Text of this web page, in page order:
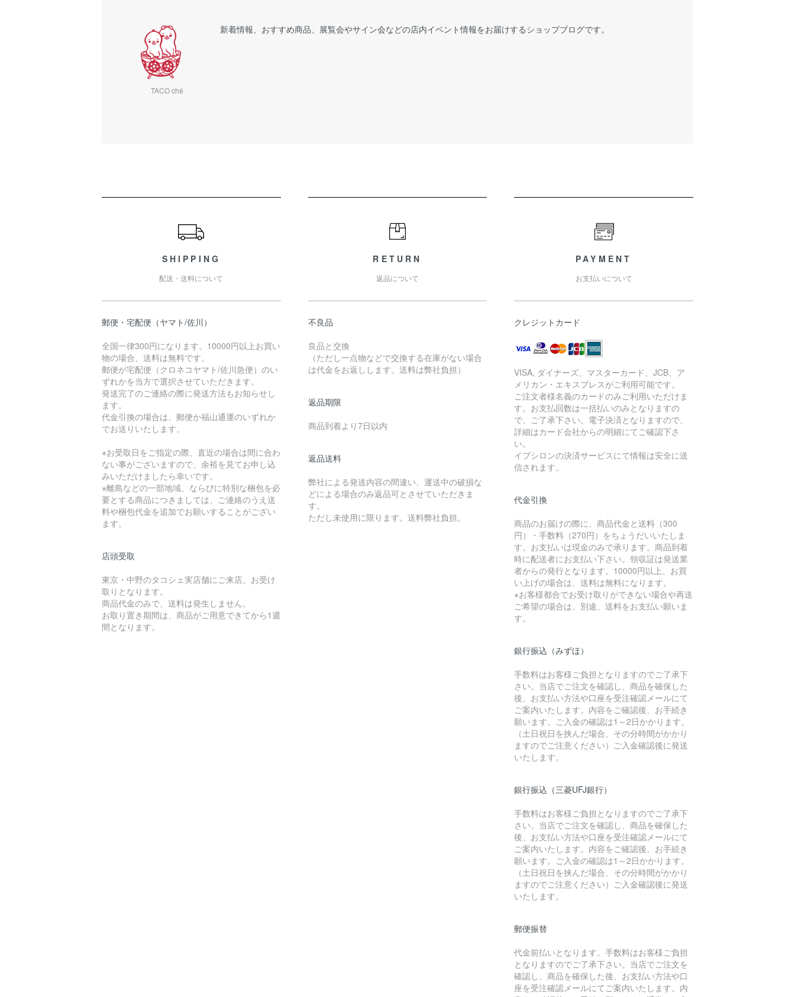
TACO ché
新着情報、おすすめ商品、展覧会やサイン会などの店内イベント情報をお届けするショップブログです。
SHIPPING
配送・送料について
郵便・宅配便（ヤマト/佐川）
全国一律300円になります。10000円以上お買い
物の場合、送料は無料です。
郵便が宅配便（クロネコヤマト/佐川急便）のい
ずれかを当方で選択させていただきます。
発送完了のご連絡の際に発送方法もお知らせし
ます。
代金引換の場合は、郵便か福山通運のいずれか
でお送りいたします。
※お受取日をご指定の際、直近の場合は間に合わ
ない事がございますので、余裕を見てお申し込
みいただけましたら幸いです。
※離島などの一部地域、ならびに特別な梱包を必
要とする商品につきましては、ご連絡のうえ送
料や梱包代金を追加でお願いすることがござい
ます。
店頭受取
東京・中野のタコシェ実店舗にご来店、お受け
取りとなります。
商品代金のみで、送料は発生しません。
お取り置き期間は、商品がご用意できてから1週
間となります。
RETURN
返品について
不良品
良品と交換
（ただし一点物などで交換する在庫がない場合
は代金をお返しします。送料は弊社負担）
返品期限
商品到着より7日以内
返品送料
弊社による発送内容の間違い、運送中の破損な
どによる場合のみ返品可とさせていただきま
す。
ただし未使用に限ります。送料弊社負担。
PAYMENT
お支払いについて
クレジットカード
VISA, ダイナーズ、マスターカード、JCB、ア
メリカン・エキスプレスがご利用可能です。
ご注文者様名義のカードのみご利用いただけま
す。お支払回数は一括払いのみとなりますの
で、ご了承下さい。電子決済となりますので、
詳細はカード会社からの明細にてご確認下さ
い。
イプシロンの決済サービスにて情報は安全に送
信されます。
代金引換
商品のお届けの際に、商品代金と送料（300
円）・手数料（270円）をちょうだいいたしま
す。お支払いは現金のみで承ります。商品到着
時に配送者にお支払い下さい。領収証は発送業
者からの発行となります。10000円以上、お買
い上げの場合は、送料は無料になります。
※お客様都合でお受け取りができない場合や再送
ご希望の場合は、別途、送料をお支払い願いま
す。
銀行振込（みずほ）
手数料はお客様ご負担となりますのでご了承下
さい。当店でご注文を確認し、商品を確保した
後、お支払い方法や口座を受注確認メールにて
ご案内いたします。内容をご確認後、お手続き
願います。ご入金の確認は1～2日かかります。
（土日祝日を挟んだ場合、その分時間がかかり
ますのでご注意ください）ご入金確認後に発送
いたします。
銀行振込（三菱UFJ銀行）
手数料はお客様ご負担となりますのでご了承下
さい。当店でご注文を確認し、商品を確保した
後、お支払い方法や口座を受注確認メールにて
ご案内いたします。内容をご確認後、お手続き
願います。ご入金の確認は1～2日かかります。
（土日祝日を挟んだ場合、その分時間がかかり
ますのでご注意ください）ご入金確認後に発送
いたします。
郵便振替
代金前払いとなります。手数料はお客様ご負担
となりますのでご了承下さい。当店でご注文を
確認し、商品を確保した後、お支払い方法や口
座を受注確認メールにてご案内いたします。内